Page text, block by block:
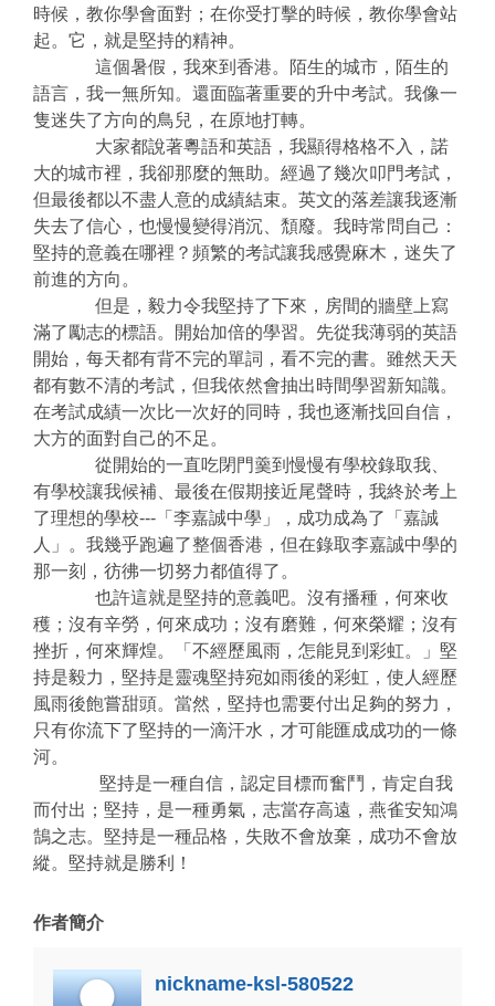
時候，教你學會面對；在你受打擊的時候，教你學會站
起。它，就是堅持的精神。
這個暑假，我來到香港。陌生的城市，陌生的
語言，我一無所知。還面臨著重要的升中考試。我像一
隻迷失了方向的鳥兒，在原地打轉。
大家都說著粵語和英語，我顯得格格不入，諾
大的城市裡，我卻那麼的無助。經過了幾次叩門考試，
但最後都以不盡人意的成績結束。英文的落差讓我逐漸
失去了信心，也慢慢變得消沉、頹廢。我時常問自己：
堅持的意義在哪裡？頻繁的考試讓我感覺麻木，迷失了
前進的方向。
但是，毅力令我堅持了下來，房間的牆壁上寫
滿了勵志的標語。開始加倍的學習。先從我薄弱的英語
開始，每天都有背不完的單詞，看不完的書。雖然天天
都有數不清的考試，但我依然會抽出時間學習新知識。
在考試成績一次比一次好的同時，我也逐漸找回自信，
大方的面對自己的不足。
從開始的一直吃閉門羹到慢慢有學校錄取我、
有學校讓我候補、最後在假期接近尾聲時，我終於考上
了理想的學校---「李嘉誠中學」，成功成為了「嘉誠
人」。我幾乎跑遍了整個香港，但在錄取李嘉誠中學的
那一刻，彷彿一切努力都值得了。
也許這就是堅持的意義吧。沒有播種，何來收
穫；沒有辛勞，何來成功；沒有磨難，何來榮耀；沒有
挫折，何來輝煌。「不經歷風雨，怎能見到彩虹。」堅
持是毅力，堅持是靈魂堅持宛如雨後的彩虹，使人經歷
風雨後飽嘗甜頭。當然，堅持也需要付出足夠的努力，
只有你流下了堅持的一滴汗水，才可能匯成成功的一條
河。
堅持是一種自信，認定目標而奮鬥，肯定自我
而付出；堅持，是一種勇氣，志當存高遠，燕雀安知鴻
鵠之志。堅持是一種品格，失敗不會放棄，成功不會放
縱。堅持就是勝利！
作者簡介
nickname-ksl-580522